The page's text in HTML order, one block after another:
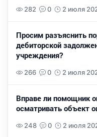
282 0 2 июля
Просим разъяснить
дебиторской
учреждения?
266 0 2 июля
Вправе ли помощник
осматривать объект
248 0 2 июля